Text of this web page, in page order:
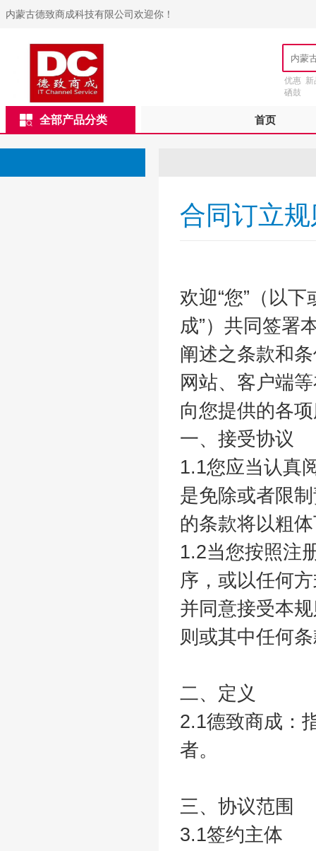
内蒙古德致商成科技有限公司欢迎你！
优惠 新
硒鼓
全部产品分类 首页
合同订立
欢迎“您”（以
成”）共同签署
阐述之条款和
网站、客户端
向您提供的各
一、接受协议
1.1您应当认真
是免除或者限
的条款将以粗
1.2当您按照注
序，或以任何
并同意接受本
则或其中任何
二、定义
2.1德致商成：
者。
三、协议范围
3.1签约主体